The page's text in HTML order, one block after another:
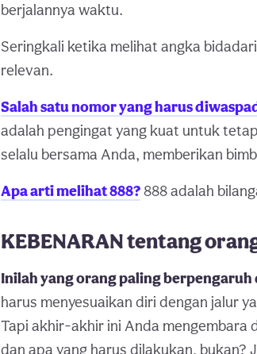
berjalannya waktu.
Seringkali ketika melihat angka
relevan.
Salah satu nomor yang harus
adalah pengingat yang kuat untuk
selalu bersama Anda, memberikan
Apa arti melihat 888?888 adalah
KEBENARAN tentang
Inilah yang orang paling
harus menyesuaikan diri dengan jalur
Tapi akhir-akhir ini Anda mengembara
dan apa yang harus dilakukan, bukan?